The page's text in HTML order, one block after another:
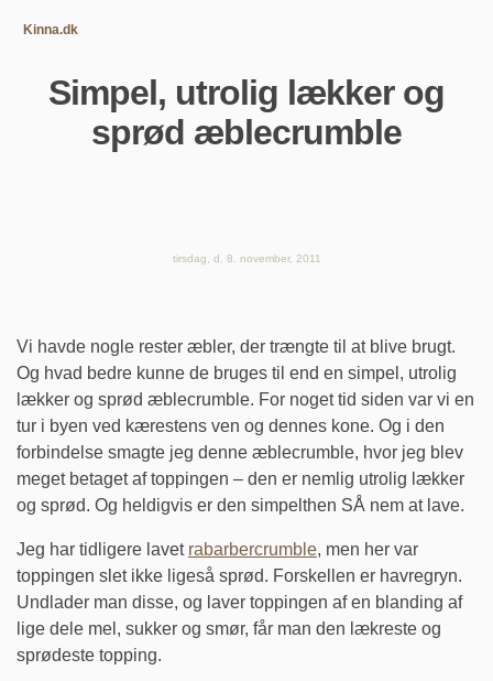
Kinna.dk
Simpel, utrolig lækker og
sprød æblecrumble
tirsdag, d. 8. november, 2011
Vi havde nogle rester æbler, der trængte til at blive brugt.
Og hvad bedre kunne de bruges til end en simpel, utrolig
lækker og sprød æblecrumble. For noget tid siden var vi en
tur i byen ved kærestens ven og dennes kone. Og i den
forbindelse smagte jeg denne æblecrumble, hvor jeg blev
meget betaget af toppingen – den er nemlig utrolig lækker
og sprød. Og heldigvis er den simpelthen SÅ nem at lave.
Jeg har tidligere lavet rabarbercrumble, men her var
toppingen slet ikke ligeså sprød. Forskellen er havregryn.
Undlader man disse, og laver toppingen af en blanding af
lige dele mel, sukker og smør, får man den lækreste og
sprødeste topping.